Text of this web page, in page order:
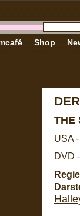
Shop
THE
USA
DVD